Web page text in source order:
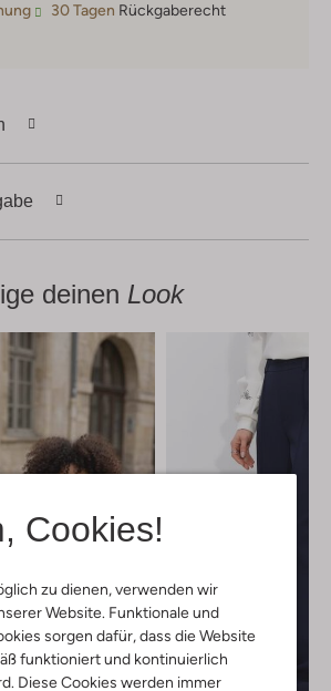
Cookies!
zu dienen, verwenden wir
Website. Funktionale und
sorgen dafür, dass die Website
funktioniert und kontinuierlich
Diese Cookies werden immer
30 Tagen Rückgaberecht
deinen Look